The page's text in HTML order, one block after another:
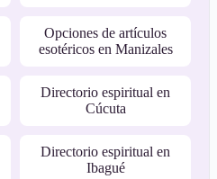
Opciones de artículos
esotéricos en Manizales
Directorio espiritual en
Cúcuta
Directorio espiritual en
Ibagué